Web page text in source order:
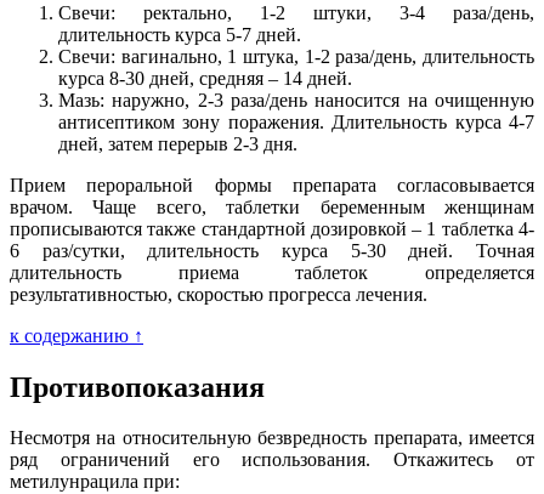
Свечи: ректально, 1-2 штуки, 3-4 раза/день,
длительность курса 5-7 дней.
Свечи: вагинально, 1 штука, 1-2 раза/день, длительность
курса 8-30 дней, средняя – 14 дней.
Мазь: наружно, 2-3 раза/день наносится на очищенную
антисептиком зону поражения. Длительность курса 4-7
дней, затем перерыв 2-3 дня.
Прием пероральной формы препарата согласовывается
врачом. Чаще всего, таблетки беременным женщинам
прописываются также стандартной дозировкой – 1 таблетка 4-
6 раз/сутки, длительность курса 5-30 дней. Точная
длительность приема таблеток определяется
результативностью, скоростью прогресса лечения.
к содержанию ↑
Противопоказания
Несмотря на относительную безвредность препарата, имеется
ряд ограничений его использования. Откажитесь от
метилунрацила при: